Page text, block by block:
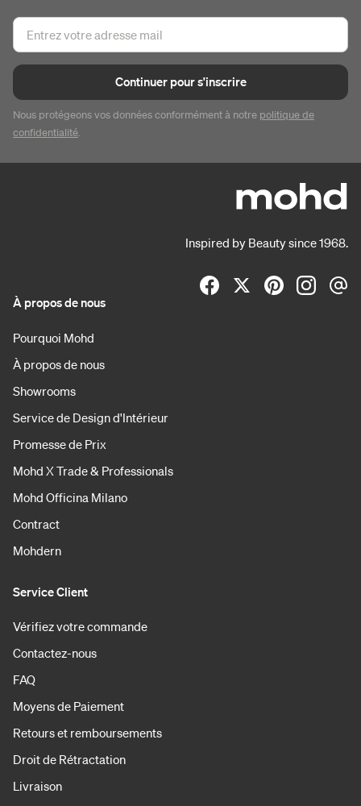
Continuer pour s'inscrire
Nous protégeons vos données conformément à notre politique de
confidentialité.
Inspired by Beauty since 1968.
À propos de nous
Pourquoi Mohd
À propos de nous
Showrooms
Service de Design d'Intérieur
Promesse de Prix
Mohd X Trade & Professionals
Mohd Officina Milano
Contract
Mohdern
Service Client
Vérifiez votre commande
Contactez-nous
FAQ
Moyens de Paiement
Retours et remboursements
Droit de Rétractation
Livraison